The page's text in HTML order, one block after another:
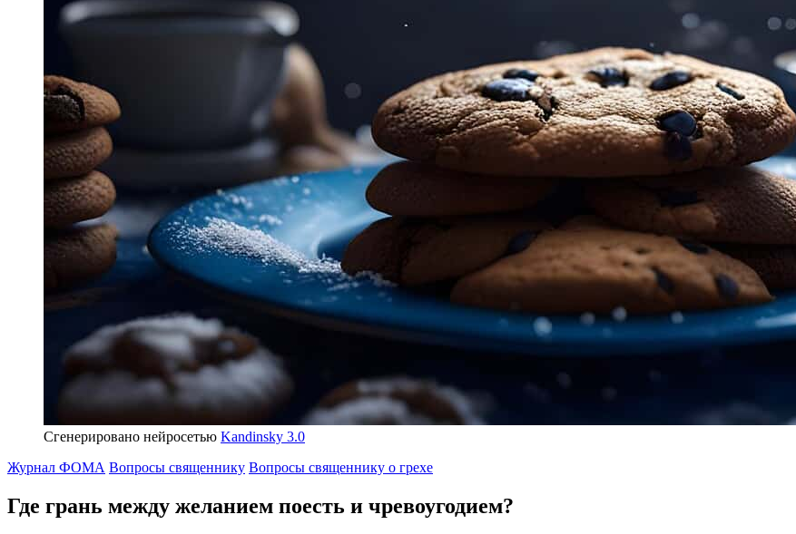
Сгенерировано нейросетью Kandinsky 3.0
Журнал ФОМА Вопросы священнику Вопросы священнику о грехе
Где грань между желанием поесть и чревоугодием?